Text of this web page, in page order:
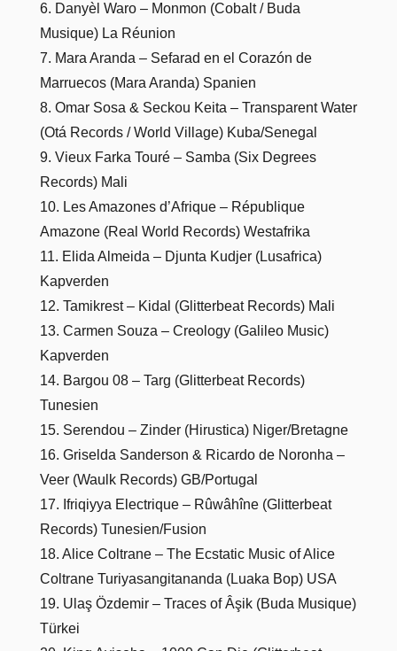
6. Danyèl Waro – Monmon (Cobalt / Buda
Musique) La Réunion
7. Mara Aranda – Sefarad en el Corazón de
Marruecos (Mara Aranda) Spanien
8. Omar Sosa & Seckou Keita – Transparent Water
(Otá Records / World Village) Kuba/Senegal
9. Vieux Farka Touré – Samba (Six Degrees
Records) Mali
10. Les Amazones d’Afrique – République
Amazone (Real World Records) Westafrika
11. Elida Almeida – Djunta Kudjer (Lusafrica)
Kapverden
12. Tamikrest – Kidal (Glitterbeat Records) Mali
13. Carmen Souza – Creology (Galileo Music)
Kapverden
14. Bargou 08 – Targ (Glitterbeat Records)
Tunesien
15. Serendou – Zinder (Hirustica) Niger/Bretagne
16. Griselda Sanderson & Ricardo de Noronha –
Veer (Waulk Records) GB/Portugal
17. Ifriqiyya Electrique – Rûwâhîne (Glitterbeat
Records) Tunesien/Fusion
18. Alice Coltrane – The Ecstatic Music of Alice
Coltrane Turiyasangitananda (Luaka Bop) USA
19. Ulaş Özdemir – Traces of Âşik (Buda Musique)
Türkei